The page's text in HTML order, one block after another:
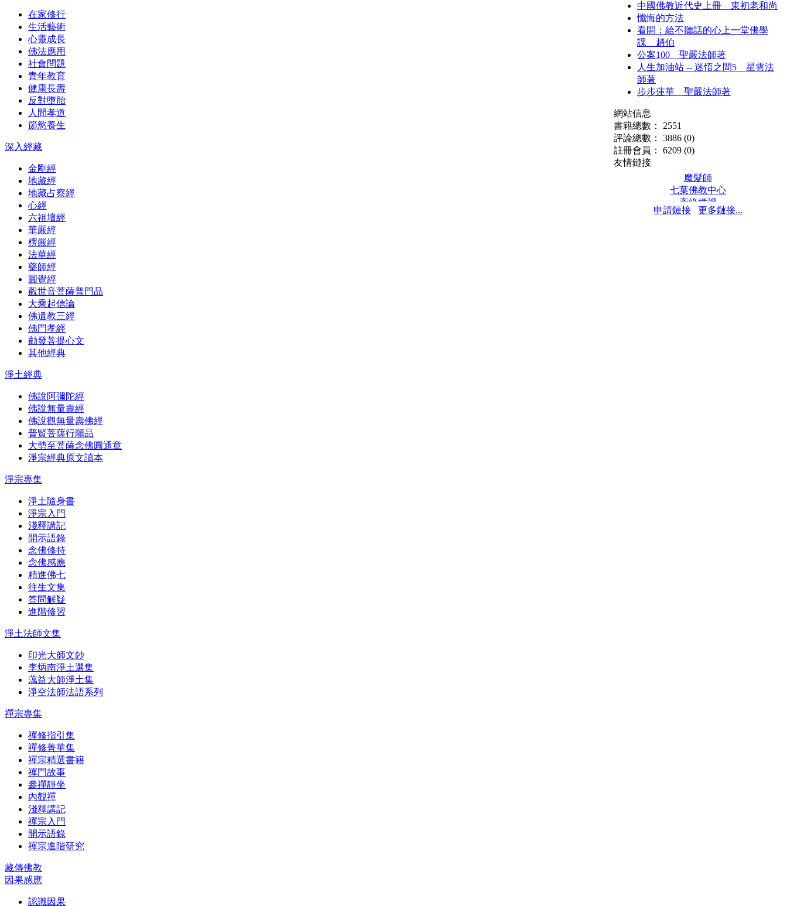
在家修行
生活藝術
心靈成長
佛法應用
社會問題
青年教育
健康長壽
反對墮胎
人間孝道
節慾養生
深入經藏
金剛經
地藏經
地藏占察經
心經
六祖壇經
華嚴經
楞嚴經
法華經
藥師經
圓覺經
觀世音菩薩普門品
大乘起信論
佛遺教三經
佛門孝經
勸發菩提心文
其他經典
淨土經典
佛說阿彌陀經
佛說無量壽經
佛說觀無量壽佛經
普賢菩薩行願品
大勢至菩薩念佛圓通章
淨宗經典原文讀本
淨宗專集
淨土隨身書
淨宗入門
淺釋講記
開示語錄
念佛修持
念佛感應
精進佛七
往生文集
答問解疑
進階修習
淨土法師文集
印光大師文鈔
李炳南淨土選集
蕅益大師淨土集
淨空法師法語系列
禪宗專集
禪修指引集
禪修菁華集
禪宗精選書籍
禪門故事
參禪靜坐
內觀禪
淺釋講記
禪宗入門
開示語錄
禪宗進階研究
藏傳佛教
因果感應
認識因果
中國佛教近代史上冊 東初老和尚
懺悔的方法
看開：給不聽話的心上一堂佛學
課 趙伯
公案100 聖嚴法師著
人生加油站 -- 迷悟之間5 星雲法
師著
步步蓮華 聖嚴法師著
網站信息
書籍總數： 2551
評論總數： 3886 (0)
註冊會員： 6209 (0)
友情鏈接
魔髮師
七葉佛教中心
牽緣婚禮
保髮堂
申請鏈接 更多鏈接...